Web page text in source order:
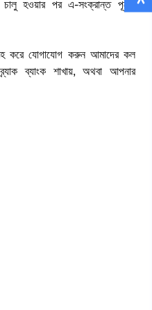
চালু হওয়ার পর এ-সংক্রান্ত পূর্বের
করে যোগাযোগ করুন আমাদের কল
ব্যাংক শাখায়, অথবা আপনার